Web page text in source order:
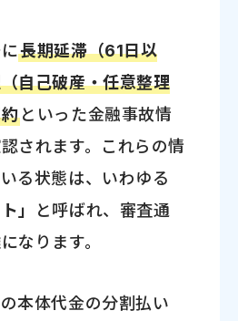
長期延滞（61日以
自己破産・任意整理
といった金融事故情
されます。これらの情
る状態は、いわゆる
」
と呼ばれ、審査通
なります。
本体代金の分割払い